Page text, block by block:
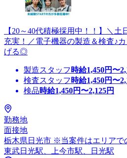
【20～40代積極採用中！！】＼
充実！／電子機器の製造＆検査♪
げる◎
製造スタッフ 時給1,450円〜
検査スタッフ 時給1,450円〜
検品時給1,450円〜2,125円
勤務地
面接地
栃木県日光市 ※当案件はエリアで
東武日光駅、上今市駅、日光駅